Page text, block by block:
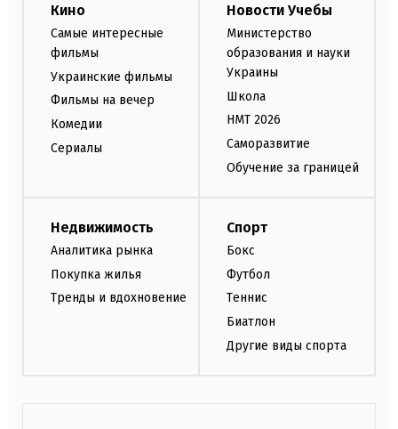
Кино
Самые интересные
фильмы
Украинские фильмы
Фильмы на вечер
Комедии
Сериалы
Новости Учебы
Министерство
образования и науки
Украины
Школа
НМТ 2026
Саморазвитие
Обучение за границей
Недвижимость
Аналитика рынка
Покупка жилья
Тренды и вдохновение
Спорт
Бокс
Футбол
Теннис
Биатлон
Другие виды спорта